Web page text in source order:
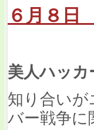
６月８
美人ハッ
知り合い
バー戦争に